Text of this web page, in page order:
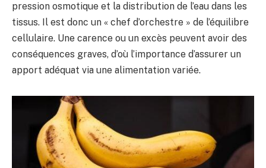
pression osmotique et la distribution de l’eau dans les
tissus. Il est donc un « chef d’orchestre » de l’équilibre
cellulaire. Une carence ou un excès peuvent avoir des
conséquences graves, d’où l’importance d’assurer un
apport adéquat via une alimentation variée.